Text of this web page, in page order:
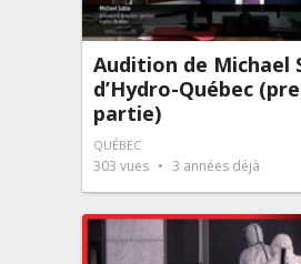
Audition de Michael
d’Hydro-Québec
partie)
QUÉBEC
303 vues 3 années déjà